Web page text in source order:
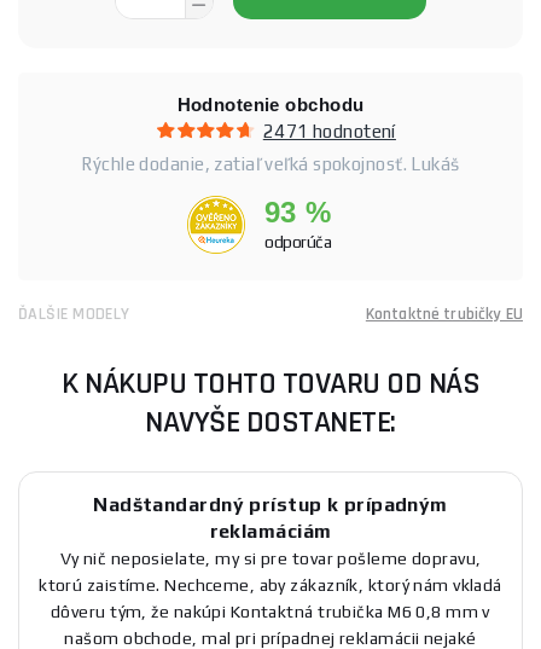
Hodnotenie obchodu
2471 hodnotení
Rýchle dodanie, zatiaľ veľká spokojnosť. Lukáš
93 %
odporúča
ĎALŠIE MODELY Kontaktné trubičky EU
K NÁKUPU TOHTO TOVARU OD NÁS
NAVYŠE DOSTANETE:
Nadštandardný prístup k prípadným
reklamáciám
Vy nič neposielate, my si pre tovar pošleme dopravu,
ktorú zaistíme. Nechceme, aby zákazník, ktorý nám vkladá
dôveru tým, že nakúpi Kontaktná trubička M6 0,8 mm v
našom obchode, mal pri prípadnej reklamácii nejaké